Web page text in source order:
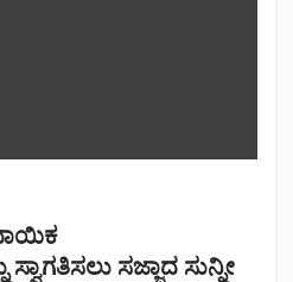
ಸಜ್ಜಾದ ಸುನ್ನೀ